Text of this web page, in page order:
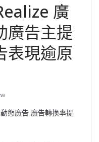
廣
廣告主提
表現逾原
態廣告 廣告轉換率提